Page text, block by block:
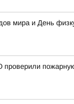
мира и День